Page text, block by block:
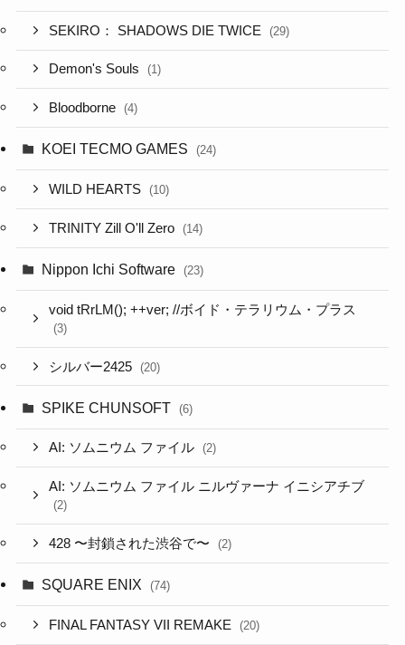
SEKIRO： SHADOWS DIE TWICE (29)
Demon's Souls (1)
Bloodborne (4)
KOEI TECMO GAMES (24)
WILD HEARTS (10)
TRINITY Zill O'll Zero (14)
Nippon Ichi Software (23)
void tRrLM(); ++ver; //ボイド・テラリウム・プラス
(3)
シルバー2425 (20)
SPIKE CHUNSOFT (6)
AI: ソムニウム ファイル (2)
AI: ソムニウム ファイル ニルヴァーナ イニシアチブ
(2)
428 〜封鎖された渋谷で〜 (2)
SQUARE ENIX (74)
FINAL FANTASY VII REMAKE (20)